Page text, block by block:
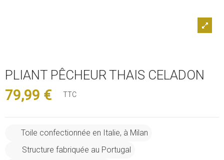
PLIANT PÊCHEUR THAIS CELADON
79,99 € TTC
Toile confectionnée en Italie, à Milan
Structure fabriquée au Portugal